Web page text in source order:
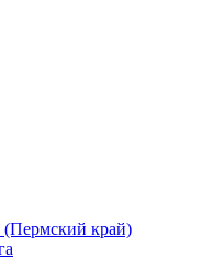
(Пермский край)